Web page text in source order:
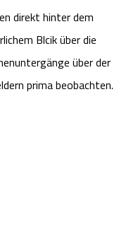
direkt hinter dem
Blcik über die
über der
prima beobachten.